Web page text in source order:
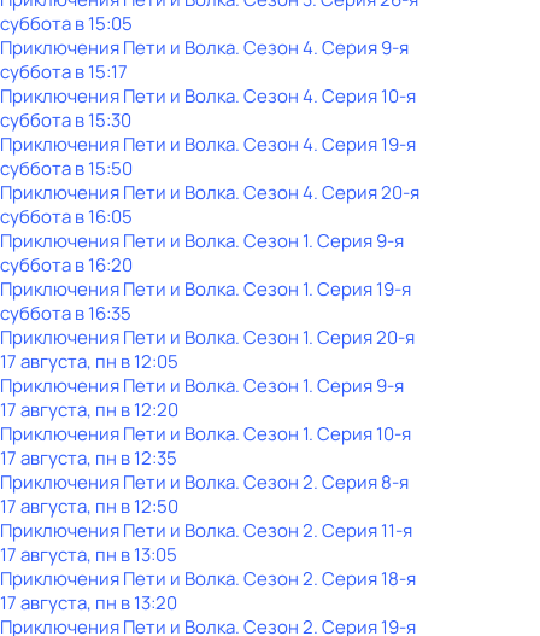
субботав15:05
Приключения Пети и Волка. Сезон 4. Серия 9-я
субботав15:17
Приключения Пети и Волка. Сезон 4. Серия 10-я
субботав15:30
Приключения Пети и Волка. Сезон 4. Серия 19-я
субботав15:50
Приключения Пети и Волка. Сезон 4. Серия 20-я
субботав16:05
Приключения Пети и Волка. Сезон 1. Серия 9-я
субботав16:20
Приключения Пети и Волка. Сезон 1. Серия 19-я
субботав16:35
Приключения Пети и Волка. Сезон 1. Серия 20-я
17 августа, пн в 12:05
Приключения Пети и Волка. Сезон 1. Серия 9-я
17 августа, пн в 12:20
Приключения Пети и Волка. Сезон 1. Серия 10-я
17 августа, пн в 12:35
Приключения Пети и Волка. Сезон 2. Серия 8-я
17 августа, пн в 12:50
Приключения Пети и Волка. Сезон 2. Серия 11-я
17 августа, пн в 13:05
Приключения Пети и Волка. Сезон 2. Серия 18-я
17 августа, пн в 13:20
Приключения Пети и Волка. Сезон 2. Серия 19-я